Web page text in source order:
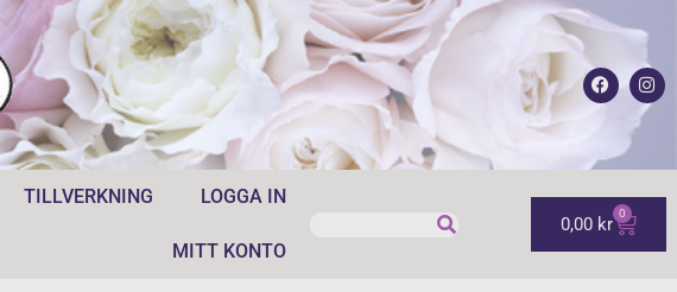
TILLVERKNING LOGGA IN
MITT KONTO
0,00 kr 0